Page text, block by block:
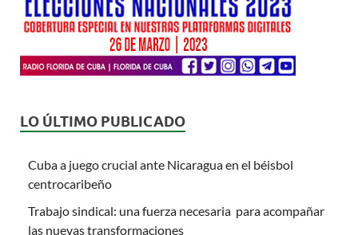
LO ÚLTIMO PUBLICADO
Cuba a juego crucial ante Nicaragua en el béisbol
centrocaribeño
Trabajo sindical: una fuerza necesaria para acompañar
las nuevas transformaciones